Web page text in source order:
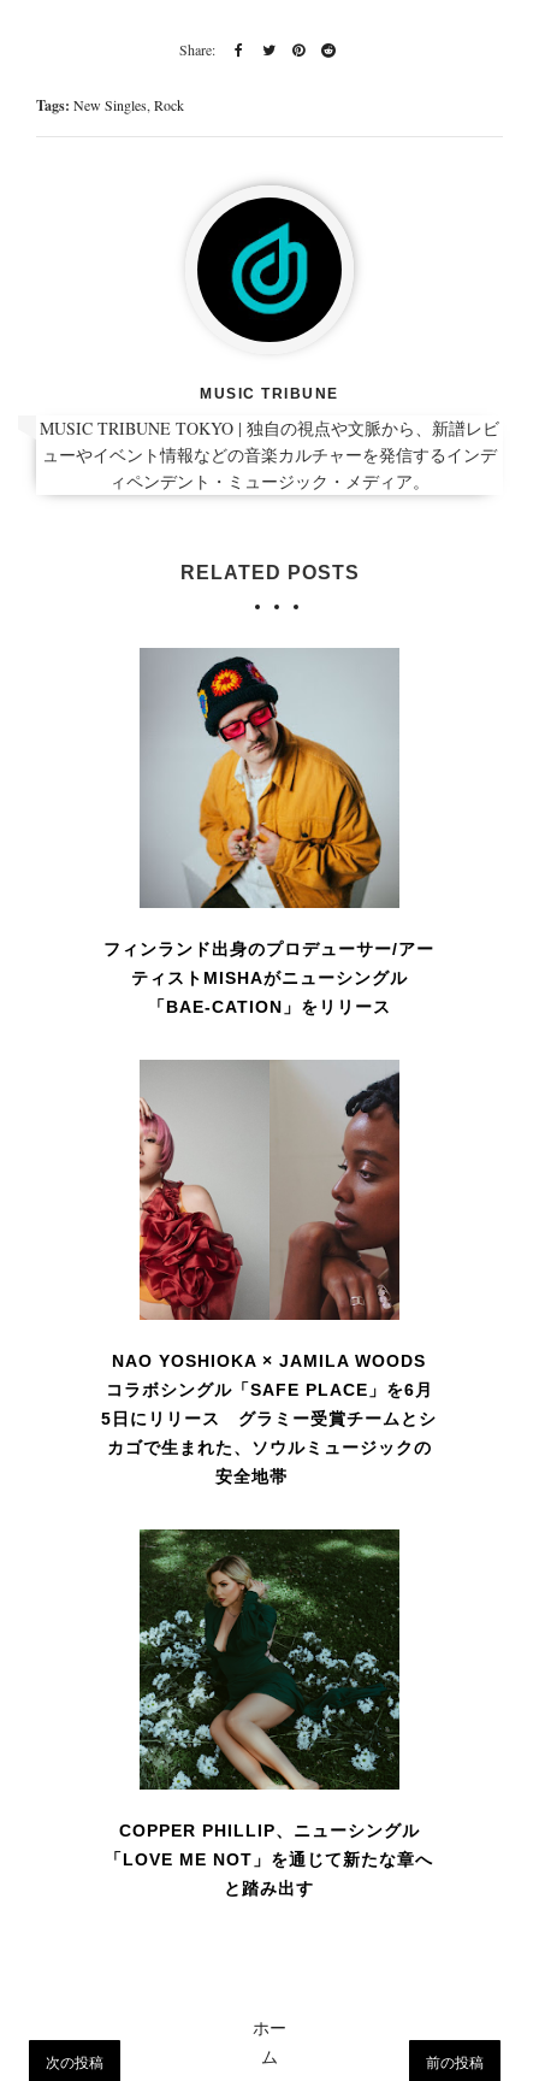
Tags: New Singles,Rock
MUSIC TRIBUNE
MUSIC TRIBUNE TOKYO | 独自の視点や文脈から、新譜レビ
ューやイベント情報などの音楽カルチャーを発信するインデ
ィペンデント・ミュージック・メディア。
RELATED POSTS
フィンランド出身のプロデューサー/アー
ティストMISHAがニューシングル
「BAE-CATION」をリリース
NAO YOSHIOKA × JAMILA WOODS
コラボシングル「SAFE PLACE」を6月
5日にリリース グラミー受賞チームとシ
カゴで生まれた、ソウルミュージックの
安全地帯
COPPER PHILLIP、ニューシングル
「LOVE ME NOT」を通じて新たな章へ
と踏み出す
次の投稿 前の投稿
ホー
ム